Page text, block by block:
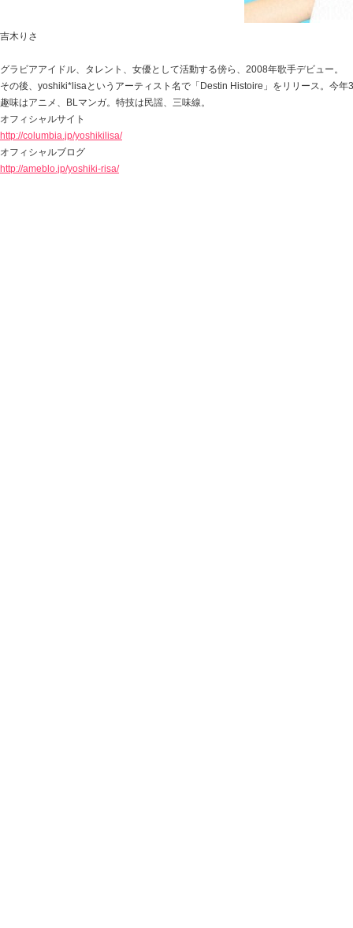
吉木りさ
グラビアアイドル、タレント、女優として活動する傍ら、2008年歌手デビュー。
その後、yoshiki*lisaというアーティスト名で「Destin Histoire」をリリース。今
趣味はアニメ、BLマンガ。特技は民謡、三味線。
オフィシャルサイト
http://columbia.jp/yoshikilisa/
オフィシャルブログ
http://ameblo.jp/yoshiki-risa/